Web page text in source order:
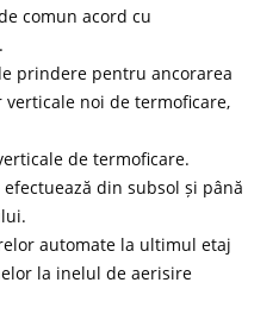
comun acord cu
prindere pentru ancorarea
verticale noi de termoficare,
de termoficare.
din subsol și până
automate la ultimul etaj
la inelul de aerisire